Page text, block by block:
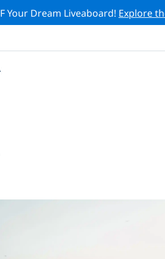
Your Dream Liveaboard! Explore